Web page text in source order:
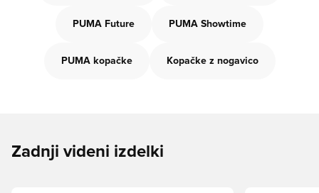
PUMA Future PUMA Showtime
PUMA kopačke Kopačke z nogavico
Zadnji videni izdelki